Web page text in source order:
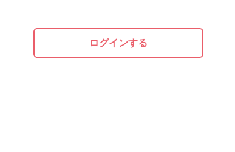
ログインする